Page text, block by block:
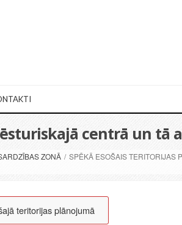
centrā un tā
ZONĀ / SPĒKĀ ESOŠAIS TERITORIJAS
teritorijas plānojumā